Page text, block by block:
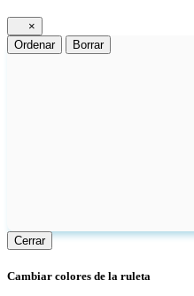
×
Ordenar
Borrar
Cerrar
Cambiar colores de la ruleta